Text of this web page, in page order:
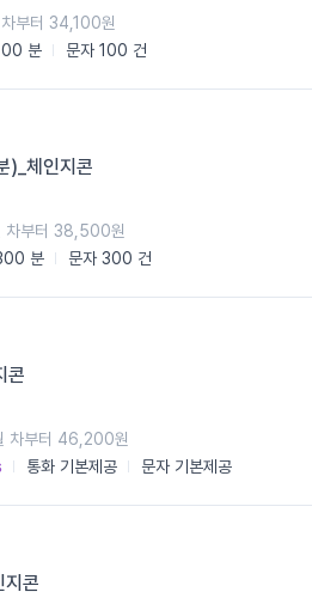
분 문자 100 건
부터 34,100원
)_체인지콘
분 문자 300 건
차부터 38,500원
콘
통화 기본제공 문자 기본제공
차부터 46,200원
콘